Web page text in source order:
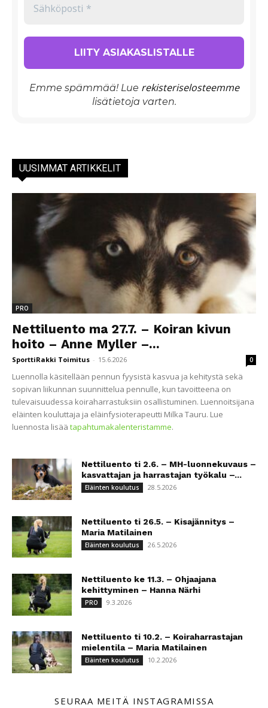
Emme spämmää! Lue rekisteriselosteemme
lisätietoja varten.
UUSIMMAT ARTIKKELIT
PRO
Nettiluento ma 27.7. – Koiran kivun
hoito – Anne Myller –...
SporttiRakki Toimitus - 15.6.2026 0
Luennolla käsitellään pennun fyysistä kasvua ja kehitystä sekä
sopivan liikunnan suunnittelua pennulle, kun tavoitteena on
tulevaisuudessa koiraharrastuksiin osallistuminen. Luennoitsijana
eläinten kouluttaja ja eläinfysioterapeutti Milka Tauru. Lue
luennosta lisää tapahtumakalenteristamme.
Nettiluento ti 2.6. – MH-luonnekuvaus –
kasvattajan ja harrastajan työkalu –...
Eläinten koulutus 28.5.2026
Nettiluento ti 26.5. – Kisajännitys –
Maria Matilainen
Eläinten koulutus 26.5.2026
Nettiluento ke 11.3. – Ohjaajana
kehittyminen – Hanna Närhi
PRO 9.3.2026
Nettiluento ti 10.2. – Koiraharrastajan
mielentila – Maria Matilainen
Eläinten koulutus 10.2.2026
SEURAA MEITÄ INSTAGRAMISSA